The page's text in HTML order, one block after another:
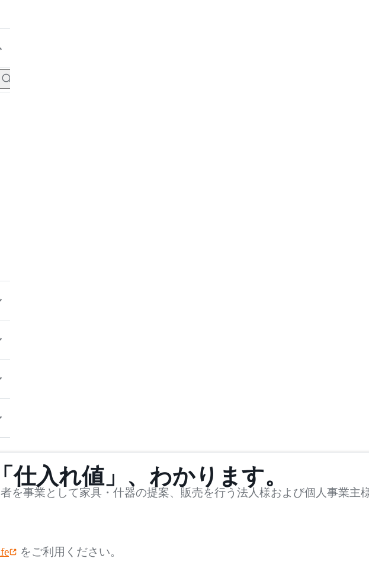
仕入れ値」、わかります。
を事業として家具・什器の提案、販売を行う法人様および個人事業主
をご利用ください。